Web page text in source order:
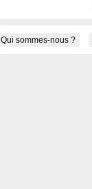
Qui sommes-nous ?